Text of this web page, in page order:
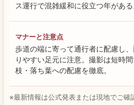
ス運行で混雑緩和に役立つ年がある
マナーと注意点
歩道の端に寄って通行者に配慮し
りやすい足元に注意。撮影は短時
枝・落ち葉への配慮を徹底。
※最新情報は公式発表または現地でご確